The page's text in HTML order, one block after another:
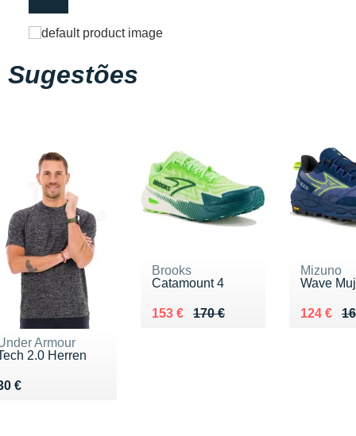
Sugestões
Armour
2.0 Herren
€ 30 €
Brooks
Catamount 4
170 €
Au lieu de 170 €
153 €
Vendu 153 €
Mizuno
Wave
Au lieu
124 €
Vendu